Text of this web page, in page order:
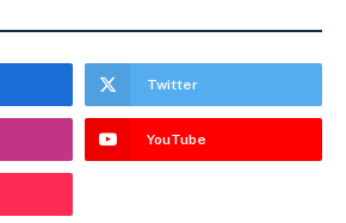
Twitter
YouTube